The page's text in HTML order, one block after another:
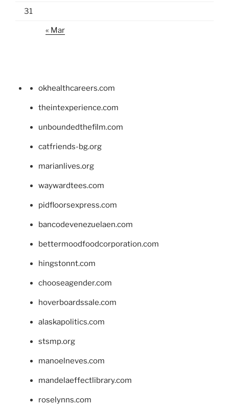
31
« Mar
okhealthcareers.com
theintexperience.com
unboundedthefilm.com
catfriends-bg.org
marianlives.org
waywardtees.com
pidfloorsexpress.com
bancodevenezuelaen.com
bettermoodfoodcorporation.com
hingstonnt.com
chooseagender.com
hoverboardssale.com
alaskapolitics.com
stsmp.org
manoelneves.com
mandelaeffectlibrary.com
roselynns.com